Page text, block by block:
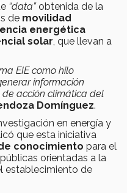
“data”obtenida de la
de movilidad
energética
solar, que llevan a
EIE como hilo
información
acción climática del
Domínguez.
en energía y
que esta iniciativa
conocimiento para el
orientadas a la
establecimiento de